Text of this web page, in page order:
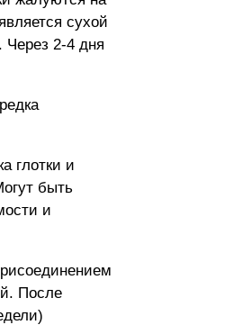
сухой
2-4 дня
глотки и
быть
и
После